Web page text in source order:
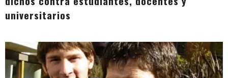
universitarios